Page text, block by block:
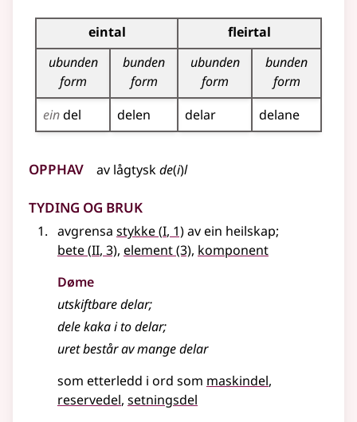
Bøyningstabell for dette substantivet
eintal
fleirtal
ubunden
form
bunden
form
ubunden
form
bunden
form
eindel delen delar delane
Opphav av lågtyskde(i)l
Tyding og bruk
avgrensa stykke(1
I, 1)av ein heilskap;
bete(2
II, 3), element(3), komponent
Døme
utskiftbare delar;
dele kaka i to delar;
uret består av mange delar
som etterledd i ord som maskindel
reservedel setningsdel